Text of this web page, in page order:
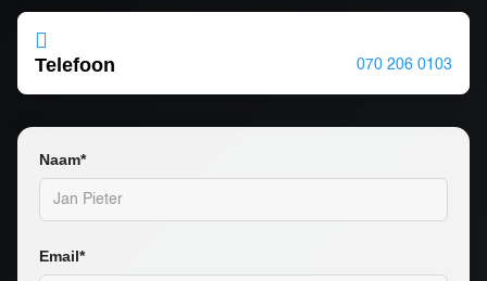
Naam*
Email*

Telefoon 070 206 0103